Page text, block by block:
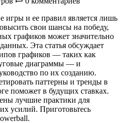
и ее правил является лишь
свои шансы на победу,
графиков может значительно
Эта статья обсуждает
графиков — таких как
диаграммы — и
по их созданию.
паттерны и тренды в
поможет в будущих ставках.
лучшие практики для
усилий. Приготовьтесь